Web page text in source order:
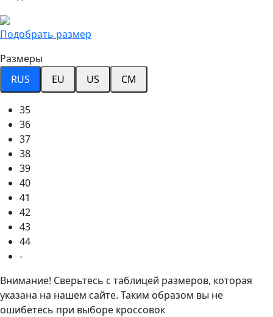
Подобрать размер
Размеры
RUS
EU US CM
35
36
37
38
39
40
41
42
43
44
-
Внимание! Сверьтесь с таблицей размеров, которая
указана на нашем сайте. Таким образом вы не
ошибетесь при выборе кроссовок